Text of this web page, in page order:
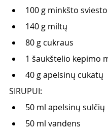
100 g minkšto sviesto
140 g miltų
80 g cukraus
1 šaukštelio kepimo
40 g apelsinų cukatų
SIRUPUI:
50 ml apelsinų sulčių
50 ml vandens